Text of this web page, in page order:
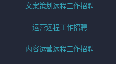
文案策划远程工作招聘
运营远程工作招聘
内容运营远程工作招聘